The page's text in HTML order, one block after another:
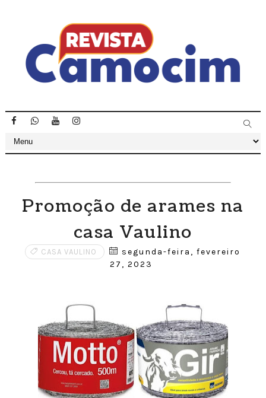
Promoção de arames na
casa Vaulino
CASA VAULINO
segunda-feira, fevereiro
27, 2023